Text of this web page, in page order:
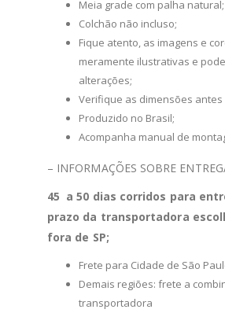
Meia grade com palha natural;
Colchão não incluso;
Fique atento, as imagens e
meramente ilustrativas e
alterações;
Verifique as dimensões antes
Produzido no Brasil;
Acompanha manual de
– INFORMAÇÕES SOBRE
45 a 50 dias corridos para
prazo da transportadora
fora de SP;
Frete para Cidade de São
Demais regiões: frete a
transportadora